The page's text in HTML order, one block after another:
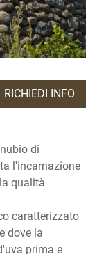
RICHIEDI INFO
di
l'incarnazione
qualità
caratterizzato
dove la
prima e